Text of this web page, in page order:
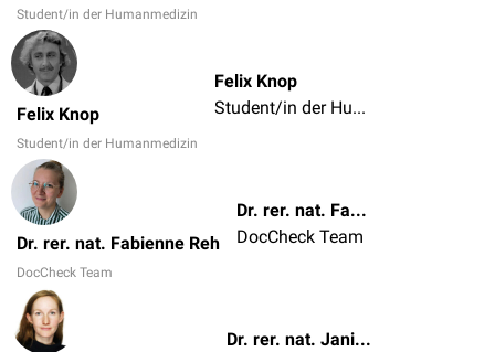
Student/in der Humanmedizin
Felix Knop
Student/in der Humanmedizin
Felix Knop
Student/in der Humanmedizin
Dr. rer. nat. Fabienne Reh
DocCheck Team
Dr. rer. nat. Fabienne Reh
DocCheck Team
Dr. rer. nat. Janica Nolte